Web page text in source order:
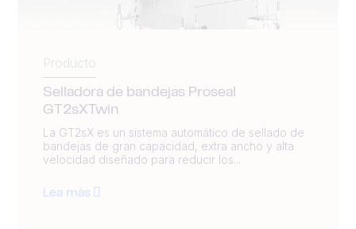
Producto
Selladora de bandejas Proseal
GT2sXTwin
La GT2sX es un sistema automático de sellado de
bandejas de gran capacidad, extra ancho y alta
velocidad diseñado para reducir los...
Lea más